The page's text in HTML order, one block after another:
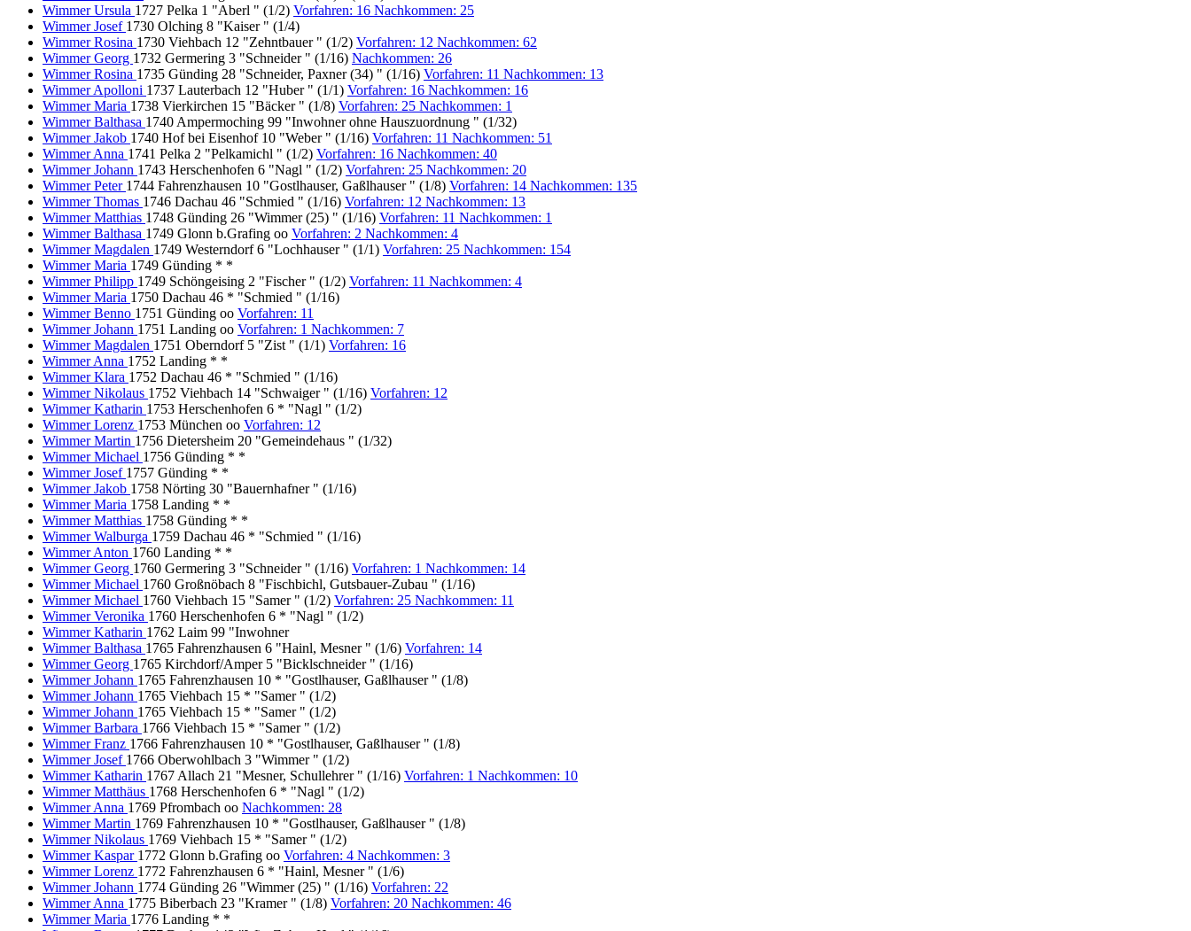
Wimmer Ursula 1727 Pelka 1 "Aberl " (1/2) Vorfahren: 16 Nachkommen: 25
Wimmer Josef 1730 Olching 8 "Kaiser " (1/4)
Wimmer Rosina 1730 Viehbach 12 "Zehntbauer " (1/2) Vorfahren: 12 Nachkommen: 62
Wimmer Georg 1732 Germering 3 "Schneider " (1/16) Nachkommen: 26
Wimmer Rosina 1735 Günding 28 "Schneider, Paxner (34) " (1/16) Vorfahren: 11 Nachkommen: 13
Wimmer Apolloni 1737 Lauterbach 12 "Huber " (1/1) Vorfahren: 16 Nachkommen: 16
Wimmer Maria 1738 Vierkirchen 15 "Bäcker " (1/8) Vorfahren: 25 Nachkommen: 1
Wimmer Balthasa 1740 Ampermoching 99 "Inwohner ohne Hauszuordnung " (1/32)
Wimmer Jakob 1740 Hof bei Eisenhof 10 "Weber " (1/16) Vorfahren: 11 Nachkommen: 51
Wimmer Anna 1741 Pelka 2 "Pelkamichl " (1/2) Vorfahren: 16 Nachkommen: 40
Wimmer Johann 1743 Herschenhofen 6 "Nagl " (1/2) Vorfahren: 25 Nachkommen: 20
Wimmer Peter 1744 Fahrenzhausen 10 "Gostlhauser, Gaßlhauser " (1/8) Vorfahren: 14 Nachkommen: 135
Wimmer Thomas 1746 Dachau 46 "Schmied " (1/16) Vorfahren: 12 Nachkommen: 13
Wimmer Matthias 1748 Günding 26 "Wimmer (25) " (1/16) Vorfahren: 11 Nachkommen: 1
Wimmer Balthasa 1749 Glonn b.Grafing oo Vorfahren: 2 Nachkommen: 4
Wimmer Magdalen 1749 Westerndorf 6 "Lochhauser " (1/1) Vorfahren: 25 Nachkommen: 154
Wimmer Maria 1749 Günding * *
Wimmer Philipp 1749 Schöngeising 2 "Fischer " (1/2) Vorfahren: 11 Nachkommen: 4
Wimmer Maria 1750 Dachau 46 * "Schmied " (1/16)
Wimmer Benno 1751 Günding oo Vorfahren: 11
Wimmer Johann 1751 Landing oo Vorfahren: 1 Nachkommen: 7
Wimmer Magdalen 1751 Oberndorf 5 "Zist " (1/1) Vorfahren: 16
Wimmer Anna 1752 Landing * *
Wimmer Klara 1752 Dachau 46 * "Schmied " (1/16)
Wimmer Nikolaus 1752 Viehbach 14 "Schwaiger " (1/16) Vorfahren: 12
Wimmer Katharin 1753 Herschenhofen 6 * "Nagl " (1/2)
Wimmer Lorenz 1753 München oo Vorfahren: 12
Wimmer Martin 1756 Dietersheim 20 "Gemeindehaus " (1/32)
Wimmer Michael 1756 Günding * *
Wimmer Josef 1757 Günding * *
Wimmer Jakob 1758 Nörting 30 "Bauernhafner " (1/16)
Wimmer Maria 1758 Landing * *
Wimmer Matthias 1758 Günding * *
Wimmer Walburga 1759 Dachau 46 * "Schmied " (1/16)
Wimmer Anton 1760 Landing * *
Wimmer Georg 1760 Germering 3 "Schneider " (1/16) Vorfahren: 1 Nachkommen: 14
Wimmer Michael 1760 Großnöbach 8 "Fischbichl, Gutsbauer-Zubau " (1/16)
Wimmer Michael 1760 Viehbach 15 "Samer " (1/2) Vorfahren: 25 Nachkommen: 11
Wimmer Veronika 1760 Herschenhofen 6 * "Nagl " (1/2)
Wimmer Katharin 1762 Laim 99 "Inwohner
Wimmer Balthasa 1765 Fahrenzhausen 6 "Hainl, Mesner " (1/6) Vorfahren: 14
Wimmer Georg 1765 Kirchdorf/Amper 5 "Bicklschneider " (1/16)
Wimmer Johann 1765 Fahrenzhausen 10 * "Gostlhauser, Gaßlhauser " (1/8)
Wimmer Johann 1765 Viehbach 15 * "Samer " (1/2)
Wimmer Johann 1765 Viehbach 15 * "Samer " (1/2)
Wimmer Barbara 1766 Viehbach 15 * "Samer " (1/2)
Wimmer Franz 1766 Fahrenzhausen 10 * "Gostlhauser, Gaßlhauser " (1/8)
Wimmer Josef 1766 Oberwohlbach 3 "Wimmer " (1/2)
Wimmer Katharin 1767 Allach 21 "Mesner, Schullehrer " (1/16) Vorfahren: 1 Nachkommen: 10
Wimmer Matthäus 1768 Herschenhofen 6 * "Nagl " (1/2)
Wimmer Anna 1769 Pfrombach oo Nachkommen: 28
Wimmer Martin 1769 Fahrenzhausen 10 * "Gostlhauser, Gaßlhauser " (1/8)
Wimmer Nikolaus 1769 Viehbach 15 * "Samer " (1/2)
Wimmer Kaspar 1772 Glonn b.Grafing oo Vorfahren: 4 Nachkommen: 3
Wimmer Lorenz 1772 Fahrenzhausen 6 * "Hainl, Mesner " (1/6)
Wimmer Johann 1774 Günding 26 "Wimmer (25) " (1/16) Vorfahren: 22
Wimmer Anna 1775 Biberbach 23 "Kramer " (1/8) Vorfahren: 20 Nachkommen: 46
Wimmer Maria 1776 Landing * *